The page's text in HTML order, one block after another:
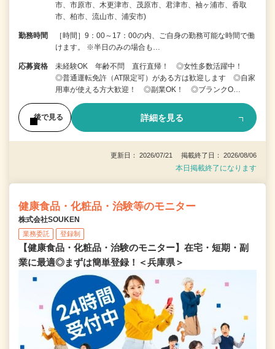
市、市原市、木更津市、茂原市、君津市、袖ヶ浦市、香取
市、柏市、流山市、浦安市)
勤務時間
［時間］9：00～17：00の内、ご自身の勤務可能な時間で働
けます。 ※半日のみの場合も…
応募資格
未経験OK 年齢不問 直行直帰！ ◎女性多数活躍中！
◎普通運転免許（AT限定可）がある方は歓迎します ◎自家
用車が使える方大歓迎！ ◎副業OK！ ◎ブランクO…
後で見る 詳細を見る
更新日： 2026/07/21 掲載終了日： 2026/08/06
本日掲載終了になります
健康食品・化粧品・治験等のモニター
株式会社SOUKEN
業務委託 登録制
【健康食品・化粧品・治験のモニター】在宅・短期・副
業に最適◎まずは簡単登録！＜兵庫県＞